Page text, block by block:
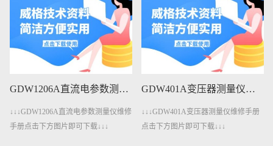
GDW401A变压器测量仪维修手册下载
↓↓↓GDW401A变压器测量仪维修手册
点击下方图片即可下载↓↓↓
GDW401变压器测量仪维修手册下载
↓↓↓GDW401变压器测量仪维修手册点
击下方图片即可下载↓↓↓